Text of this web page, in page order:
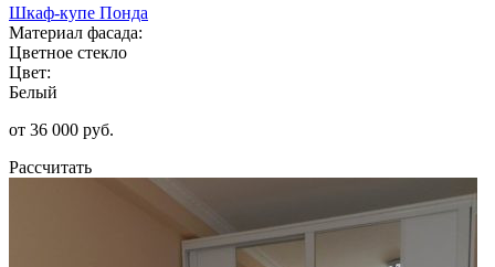
Шкаф-купе Понда
Материал фасада:
Цветное стекло
Цвет:
Белый
от 36 000 руб.
Рассчитать